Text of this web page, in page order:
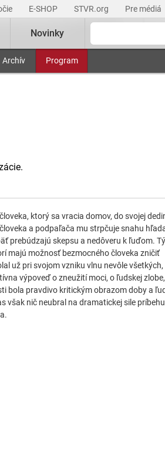
E-SHOP STVR.org Pre médiá
Archív Program
Novinky
ktorý sa vracia domov, do svojej
a podpaľača mu strpčuje snahu
prebúdzajú skepsu a nedôveru k ľuďom.
majú možnosť bezmocného človeka zničiť
už pri svojom vzniku vlnu nevôle všetkých,
výpoveď o zneužití moci, o ľudskej
bola pravdivo kritickým obrazom doby a
však nič neubral na dramatickej sile